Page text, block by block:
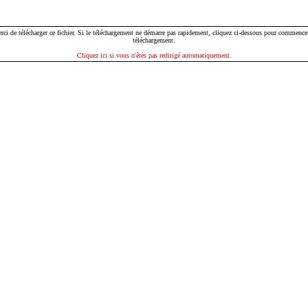
de télécharger ce fichier. Si le téléchargement ne démarre pas rapidement, cliquez ci-dessous pour
téléchargement.
Cliquez ici si vous n'êtes pas redirigé automatiquement.